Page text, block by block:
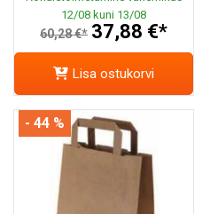
12/08 kuni 13/08
60,28 €* 37,88 €*
Lisa ostukorvi
- 44 %